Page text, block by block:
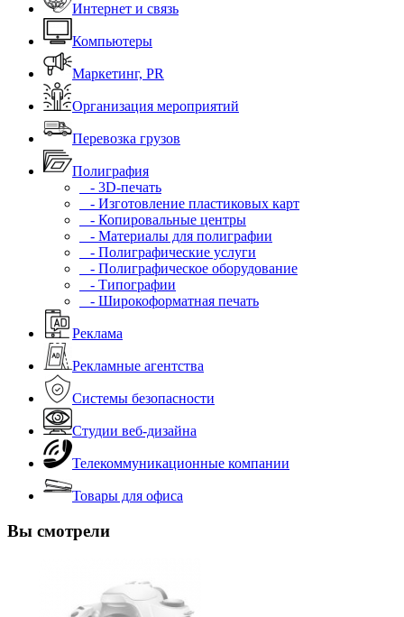
Интернет и связь
Компьютеры
Маркетинг, PR
Организация мероприятий
Перевозка грузов
Полиграфия
- 3D-печать
- Изготовление пластиковых карт
- Копировальные центры
- Материалы для полиграфии
- Полиграфические услуги
- Полиграфическое оборудование
- Типографии
- Широкоформатная печать
Реклама
Рекламные агентства
Системы безопасности
Студии веб-дизайна
Телекоммуникационные компании
Товары для офиса
Вы смотрели